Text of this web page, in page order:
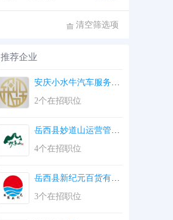
多元化集团公司
清空筛选项
推荐企业
安庆小水牛汽车服务有...
2个在招职位
岳西县妙道山运营管理...
4个在招职位
岳西县新纪元百货有限...
3个在招职位